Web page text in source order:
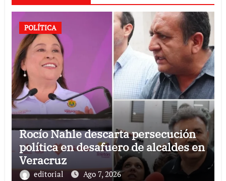
POLÍTICA
Rocío Nahle descarta persecución
política en desafuero de alcaldes en
Veracruz
editorial Ago 7, 2026